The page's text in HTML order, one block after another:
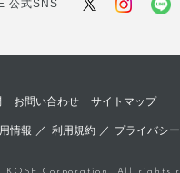
公式SNS
お問い合わせ サイトマップ
情報 ／ 利用規約／ プライバシ